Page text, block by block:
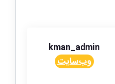
kman_admin
وب‌سایت